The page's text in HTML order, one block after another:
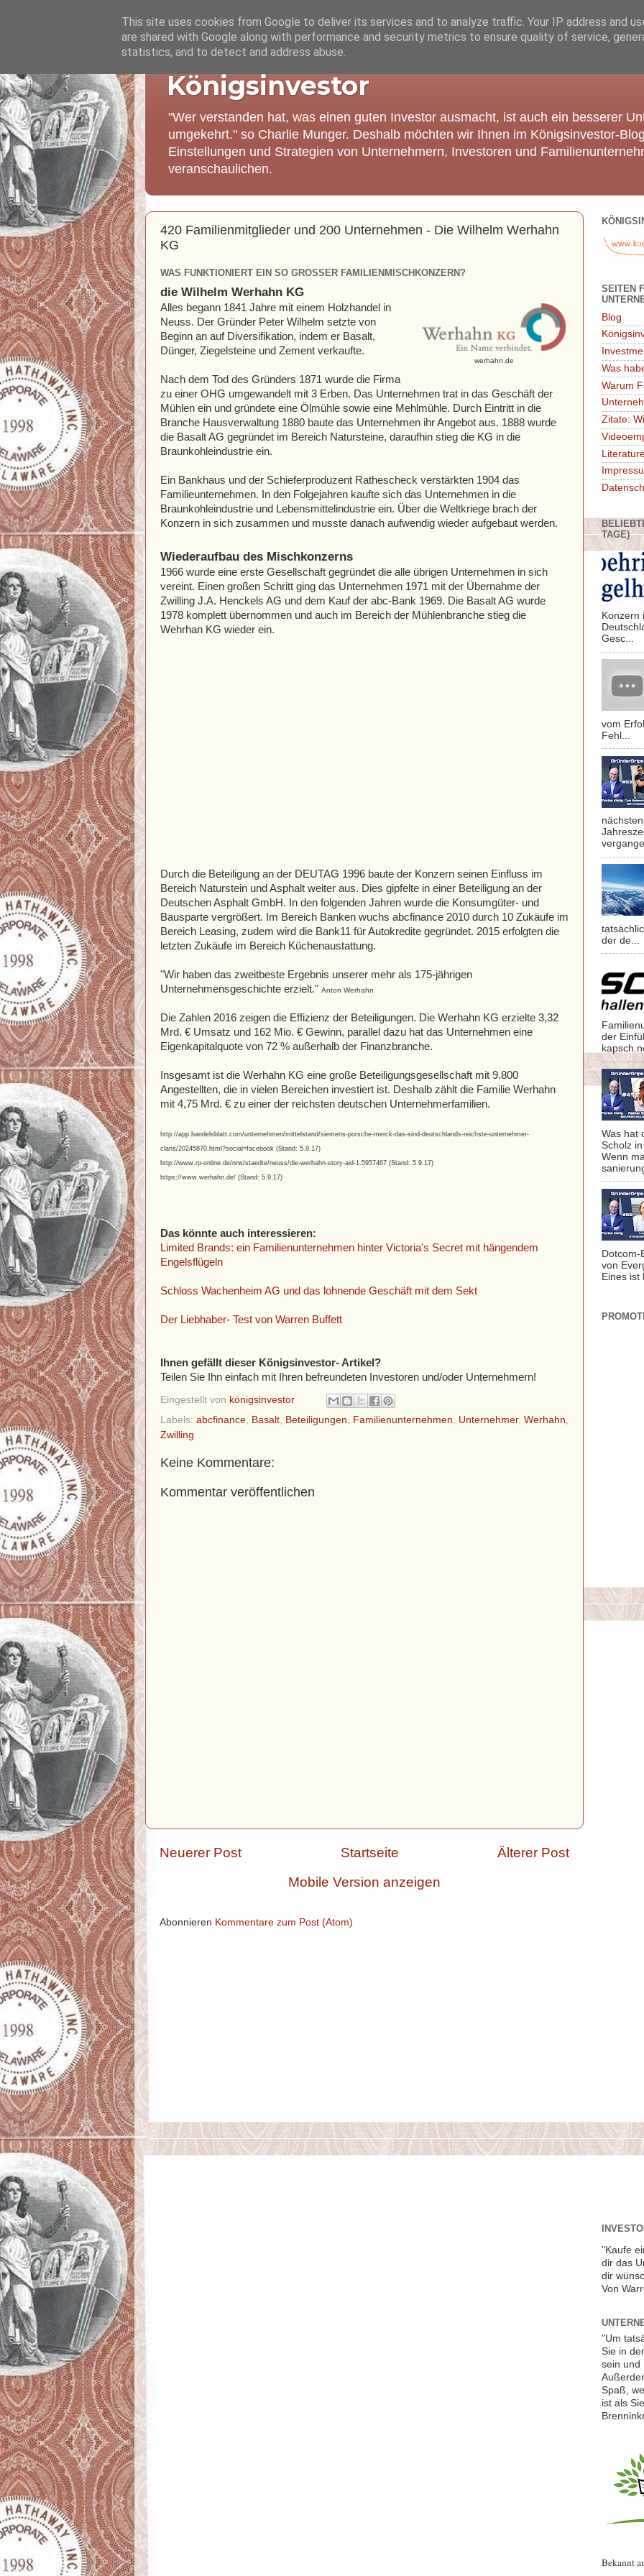
Königsinvestor
"Wer verstanden hat, was einen guten Investor ausmacht, ist auch ein besserer
umgekehrt." so Charlie Munger. Deshalb möchten wir Ihnen im Königsinvestor-
Einstellungen und Strategien von Unternehmern, Investoren und
veranschaulichen.
420 Familienmitglieder und 200 Unternehmen - Die Wilhelm Werhahn
KG
WAS FUNKTIONIERT EIN SO GROSSER FAMILIENMISCHKONZERN?
die Wilhelm Werhahn KG
werhahn.de
Alles begann 1841 Jahre mit einem Holzhandel in
Neuss. Der Gründer Peter Wilhelm setzte von
Beginn an auf Diversifikation, indem er Basalt,
Dünger, Ziegelsteine und Zement verkaufte.
Nach dem Tod des Gründers 1871 wurde die Firma
zu einer OHG umgewandelt mit 3 Erben. Das Unternehmen trat in das Geschäft der
Mühlen ein und gründete eine Ölmühle sowie eine Mehlmühle. Durch Eintritt in die
Branche Hausverwaltung 1880 baute das Unternehmen ihr Angebot aus. 1888 wurde
die Basalt AG gegründet im Bereich Natursteine, daraufhin stieg die KG in die
Braunkohleindustrie ein.
Ein Bankhaus und der Schieferproduzent Rathescheck verstärkten 1904 das
Familieunternehmen. In den Folgejahren kaufte sich das Unternehmen in die
Braunkohleindustrie und Lebensmittelindustrie ein. Über die Weltkriege brach der
Konzern in sich zusammen und musste danach aufwendig wieder aufgebaut werden.
Wiederaufbau des Mischkonzerns
1966 wurde eine erste Gesellschaft gegründet die alle übrigen Unternehmen in sich
vereint. Einen großen Schritt ging das Unternehmen 1971 mit der Übernahme der
Zwilling J.A. Henckels AG und dem Kauf der abc-Bank 1969. Die Basalt AG wurde
1978 komplett übernommen und auch im Bereich der Mühlenbranche stieg die
Wehrhan KG wieder ein.
Durch die Beteiligung an der DEUTAG 1996 baute der Konzern seinen Einfluss im
Bereich Naturstein und Asphalt weiter aus. Dies gipfelte in einer Beteiligung an der
Deutschen Asphalt GmbH. In den folgenden Jahren wurde die Konsumgüter- und
Bausparte vergrößert. Im Bereich Banken wuchs abcfinance 2010 durch 10 Zukäufe im
Bereich Leasing, zudem wird die Bank11 für Autokredite gegründet. 2015 erfolgten die
letzten Zukäufe im Bereich Küchenaustattung.
"Wir haben das zweitbeste Ergebnis unserer mehr als 175-jährigen
Unternehmensgeschichte erzielt." Anton Werhahn
Die Zahlen 2016 zeigen die Effizienz der Beteiligungen. Die Werhahn KG erzielte 3,32
Mrd. € Umsatz und 162 Mio. € Gewinn, parallel dazu hat das Unternehmen eine
Eigenkapitalquote von 72 % außerhalb der Finanzbranche.
Insgesamt ist die Werhahn KG eine große Beteiligungsgesellschaft mit 9.800
Angestellten, die in vielen Bereichen investiert ist. Deshalb zählt die Familie Werhahn
mit 4,75 Mrd. € zu einer der reichsten deutschen Unternehmerfamilien.
http://app.handelsblatt.com/unternehmen/mittelstand/siemens-porsche-merck-das-sind-deutschlands-reichste-unternehmer-
clans/20245870.html?social=facebook (Stand: 5.9.17)
http://www.rp-online.de/nrw/staedte/neuss/die-werhahn-story-aid-1.5957467 (Stand: 5.9.17)
https://www.werhahn.de/ (Stand: 5.9.17)
Das könnte auch interessieren:
Limited Brands: ein Familienunternehmen hinter Victoria's Secret mit hängendem
Engelsflügeln
Schloss Wachenheim AG und das lohnende Geschäft mit dem Sekt
Der Liebhaber- Test von Warren Buffett
Ihnen gefällt dieser Königsinvestor- Artikel?
Teilen Sie Ihn einfach mit Ihren befreundeten Investoren und/oder Unternehmern!
Eingestellt von königsinvestor
Labels: abcfinance, Basalt, Beteiligungen, Familienunternehmen, Unternehmer, Werhahn,
Zwilling
Keine Kommentare:
Kommentar veröffentlichen
Neuerer Post Älterer Post
Startseite
Mobile Version anzeigen
Abonnieren Kommentare zum Post (Atom)
SEITEN
Blog
Was
Warum
Zitate:
TAGE)
Konzern
Gesc...
vom
Fehl...
der de...
der
Was hat
Scholz
Wenn
Dotcom-
von
Eines ist
"Kaufe
dir das
dir
Von
"Um
Sie in
sein und
Spaß,
ist als
Bekannt
This site uses cookies from Google to deliver its services and to analyze traffic. Your IP address and
are shared with Google along with performance and security metrics to ensure quality of service,
statistics, and to detect and address abuse.